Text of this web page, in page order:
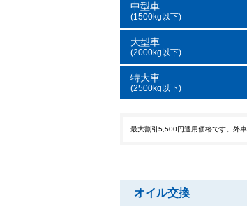
中型車
(1500kg以下)
大型車
(2000kg以下)
特大車
(2500kg以下)
最大割引5,500円適用価格です。外
オイル交換